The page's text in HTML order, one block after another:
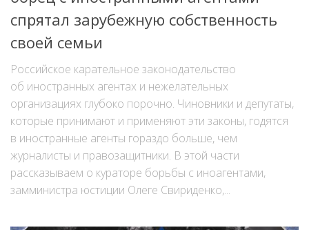
спрятал зарубежную собственность
своей семьи
Российское карательное законодательство
об иностранных агентах и нежелательных
организациях глубоко порочно. Чиновники и депутаты,
которые принимают и применяют эти законы, годятся
в иностранные агенты гораздо больше, чем
журналисты и правозащитники. В этой части
рассказываем о кураторе борьбы с иноагентами,
замминистра юстиции Олеге Свириденко,...